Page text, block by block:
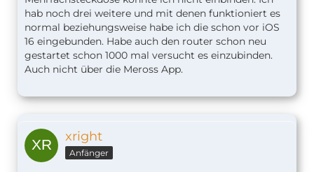
hab noch drei weitere und mit denen funktioniert es
normal beziehungsweise habe ich die schon vor iOS
16 eingebunden. Habe auch den router schon neu
gestartet schon 1000 mal versucht es einzubinden.
Auch nicht über die Meross App.
xright
Anfänger